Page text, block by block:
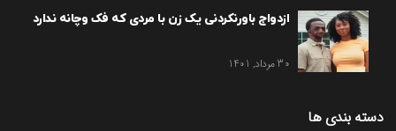
ازدواج باورنکردنی یک زن با مردی که فک وچانه ندارد
30 مرداد, 1401
دسته بندی ها